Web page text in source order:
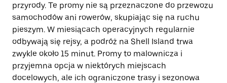
przyrody. Te promy nie są przeznaczone do przewozu
samochodów ani rowerów, skupiając się na ruchu
pieszym. W miesiącach operacyjnych regularnie
odbywają się rejsy, a podróż na Shell Island trwa
zwykle około 15 minut. Promy to malownicza i
przyjemna opcja w niektórych miejscach
docelowych, ale ich ograniczone trasy i sezonowa